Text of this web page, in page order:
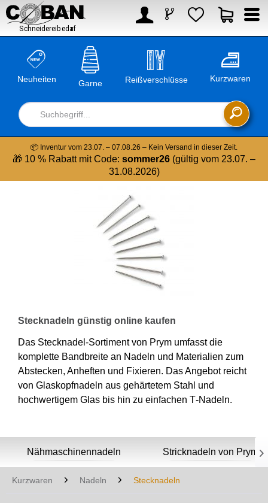
 

Neuheiten Garne

Reißverschlüsse Kurzwaren
📦 Inventur vom 23.07. – 07.08.26 – Kein Versand in dieser Zeit.
🎁 10 % Rabatt mit Code: sommer26 (gültig vom 23.07. –
31.08.2026)
Stecknadeln günstig online kaufen
Das Stecknadel-Sortiment von Prym umfasst die
komplette Bandbreite an Nadeln und Materialien zum
Abstecken, Anheften und Fixieren. Das Angebot reicht
von Glaskopfnadeln aus gehärtetem Stahl und
hochwertigem Glas bis hin zu einfachen T‑Nadeln.
Nähmaschinennadeln Stricknadeln von Prym 
Kurzwaren Nadeln Stecknadeln